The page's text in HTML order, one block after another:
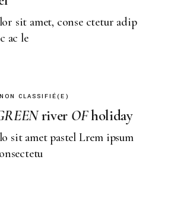
sit amet, conse ctetur adip
ac le
NON CLASSIFIÉ(E)
river OFholiday
sit amet pastel Lrem ipsum